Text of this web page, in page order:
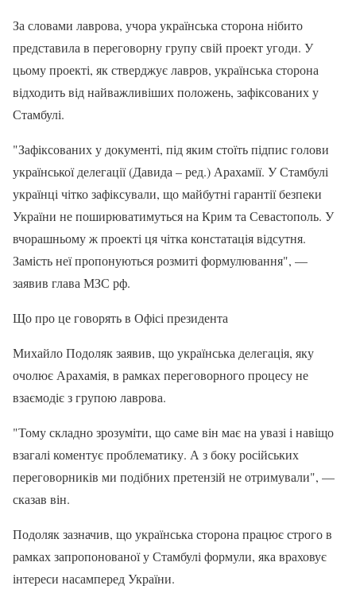
За словами лаврова, учора українська сторона нібито
представила в переговорну групу свій проект угоди. У
цьому проекті, як стверджує лавров, українська сторона
відходить від найважливіших положень, зафіксованих у
Стамбулі.
"Зафіксованих у документі, під яким стоїть підпис голови
української делегації (Давида – ред.) Арахамії. У Стамбулі
українці чітко зафіксували, що майбутні гарантії безпеки
України не поширюватимуться на Крим та Севастополь. У
вчорашньому ж проекті ця чітка констатація відсутня.
Замість неї пропонуються розмиті формулювання", —
заявив глава МЗС рф.
Що про це говорять в Офісі президента
Михайло Подоляк заявив, що українська делегація, яку
очолює Арахамія, в рамках переговорного процесу не
взаємодіє з групою лаврова.
"Тому складно зрозуміти, що саме він має на увазі і навіщо
взагалі коментує проблематику. А з боку російських
переговорників ми подібних претензій не отримували", —
сказав він.
Подоляк зазначив, що українська сторона працює строго в
рамках запропонованої у Стамбулі формули, яка враховує
інтереси насамперед України.